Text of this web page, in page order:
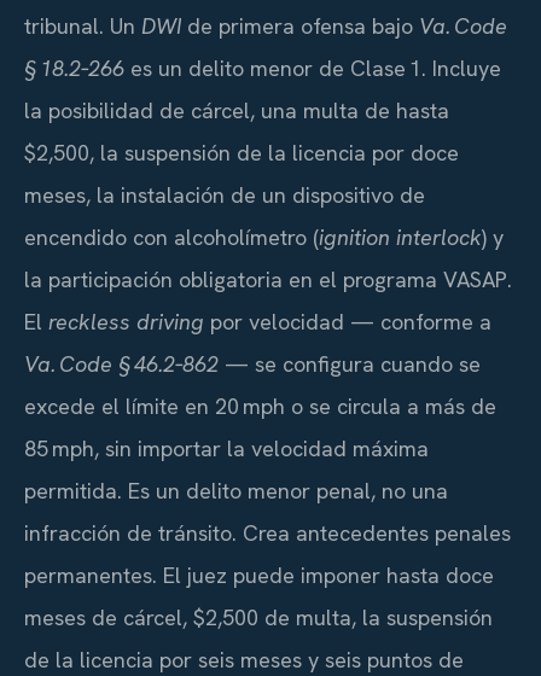
tribunal. Un DWI de primera ofensa bajo Va. Code
§ 18.2‑266 es un delito menor de Clase 1. Incluye
la posibilidad de cárcel, una multa de hasta
$2,500, la suspensión de la licencia por doce
meses, la instalación de un dispositivo de
encendido con alcoholímetro (ignition interlock) y
la participación obligatoria en el programa VASAP.
El reckless driving por velocidad — conforme a
Va. Code § 46.2‑862 — se configura cuando se
excede el límite en 20 mph o se circula a más de
85 mph, sin importar la velocidad máxima
permitida. Es un delito menor penal, no una
infracción de tránsito. Crea antecedentes penales
permanentes. El juez puede imponer hasta doce
meses de cárcel, $2,500 de multa, la suspensión
de la licencia por seis meses y seis puntos de